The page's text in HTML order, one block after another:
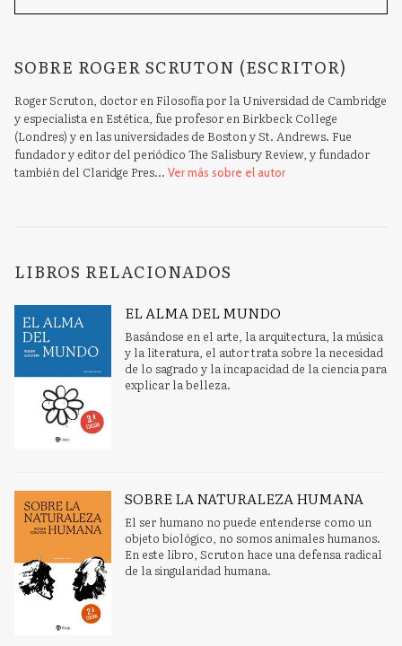
SOBRE ROGER SCRUTON (ESCRITOR)
Roger Scruton, doctor en Filosofía por la Universidad de Cambridge
y especialista en Estética, fue profesor en Birkbeck College
(Londres) y en las universidades de Boston y St. Andrews. Fue
fundador y editor del periódico The Salisbury Review, y fundador
también del Claridge Pres... Ver más sobre el autor
LIBROS RELACIONADOS
EL ALMA DEL MUNDO
Basándose en el arte, la arquitectura, la música
y la literatura, el autor trata sobre la necesidad
de lo sagrado y la incapacidad de la ciencia para
explicar la belleza.
SOBRE LA NATURALEZA HUMANA
El ser humano no puede entenderse como un
objeto biológico, no somos animales humanos.
En este libro, Scruton hace una defensa radical
de la singularidad humana.